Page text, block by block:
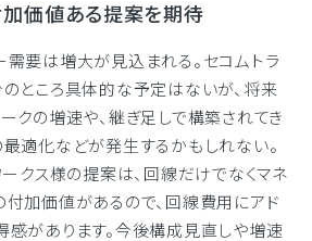
価値ある提案を期待
要は増大が見込まれる。セコムトラ
のところ具体的な予定はないが、将来
クの増速や、継ぎ足しで構築されてき
適化などが発生するかもしれない。
ークス様の提案は、回線だけでなくマネ
付加価値があるので、回線費用にアド
感があります。今後構成見直しや増速